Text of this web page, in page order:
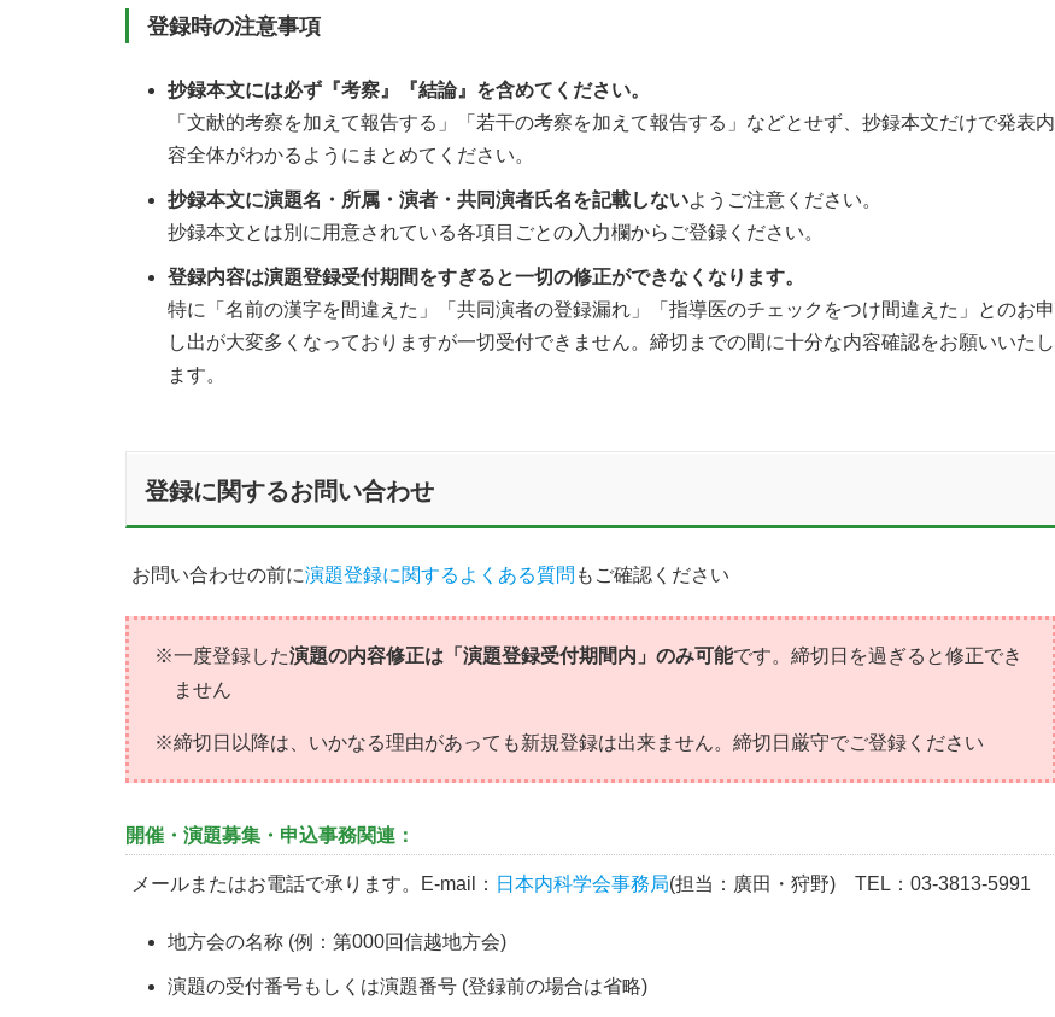
登録時の注意事項
抄録本文には必ず『考察』『結論』を含めてください。
「文献的考察を加えて報告する」「若干の考察を加えて報告する」などとせず、抄録本文だけで発表内
容全体がわかるようにまとめてください。
抄録本文に演題名・所属・演者・共同演者氏名を記載しないようご注意ください。
抄録本文とは別に用意されている各項目ごとの入力欄からご登録ください。
登録内容は演題登録受付期間をすぎると一切の修正ができなくなります。
特に「名前の漢字を間違えた」「共同演者の登録漏れ」「指導医のチェックをつけ間違えた」とのお申
し出が大変多くなっておりますが一切受付できません。締切までの間に十分な内容確認をお願いいたし
ます。
登録に関するお問い合わせ
お問い合わせの前に演題登録に関するよくある質問 もご確認ください
※一度登録した演題の内容修正は「演題登録受付期間内」のみ可能です。締切日を過ぎると修正でき
ません
※締切日以降は、いかなる理由があっても新規登録は出来ません。締切日厳守でご登録ください
開催・演題募集・申込事務関連：
メールまたはお電話で承ります。E-mail： 日本内科学会事務局(担当：廣田・狩野) TEL：03-3813-5991
地方会の名称 (例：第000回信越地方会)
演題の受付番号もしくは演題番号 (登録前の場合は省略)